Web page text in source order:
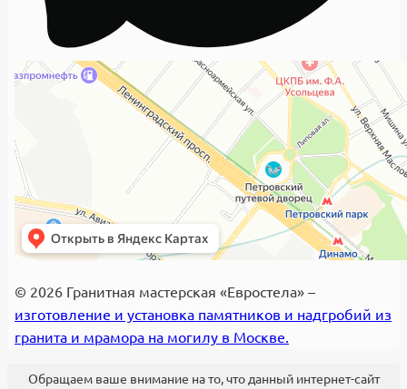
© 2026 Гранитная мастерская «Евростела» –
изготовление и установка памятников и надгробий из
гранита и мрамора на могилу в Москве.
Обращаем ваше внимание на то, что данный интернет-сайт